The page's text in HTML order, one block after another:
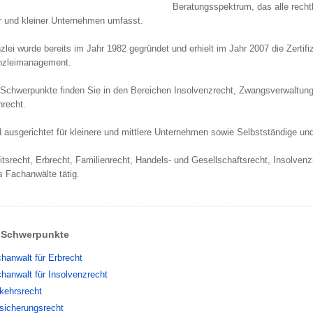
Beratungsspektrum, das alle
und kleiner Unternehmen umfasst.
wurde bereits im Jahr 1982 gegründet und erhielt im Jahr 2007 die
finden Sie in den Bereichen Insolvenzrecht,
ausgerichtet für kleinere und mittlere Unternehmen sowie Selbstständige
Erbrecht, Familienrecht, Handels- und Gesellschaftsrecht,
Fachanwälte tätig.
Schwerpunkte
für Erbrecht
für Insolvenzrecht